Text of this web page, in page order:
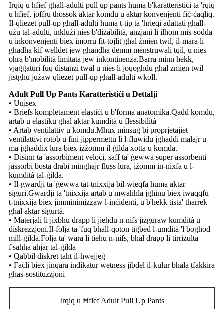
Irqiq u ħfief għall-adulti pull up pants huma b'karatteristiċi ta 'rqiq
u ħfief, joffru tħossok aktar komdu u aktar konvenjenti fiċ-ċaqliq.
Il-qliezet pull-up għall-adulti huma t-tip ta 'ħrieqi adattati għall-
użu tal-adulti, inklużi nies b'diżabilità, anzjani li ilhom mis-sodda
u inkonvenjenti biex imorru fit-tojlit għal żmien twil, il-mara li
għadha kif welldet jew għandha demm menstruwali tqil, u nies
oħra b'mobilità limitata jew inkontinenza.Barra minn hekk,
vjaġġaturi fuq distanzi twal u nies li joqogħdu għal żmien twil
jistgħu jużaw qliezet pull-up għall-adulti wkoll.
Adult Pull Up Pants Karatteristiċi u Dettalji
• Unisex
• Briefs kompletament elastiċi u b'forma anatomika.Qadd komdu,
artab u elastiku għal aktar kumdità u flessibilità
• Artab ventilattiv u komdu.Mhux minsuġ bi proprjetajiet
ventilattivi rotob u fini jippermettu li l-fluwidu jgħaddi malajr u
ma jgħaddix lura biex iżżomm il-ġilda xotta u komda.
• Disinn ta 'assorbiment veloċi, saff ta' ġewwa super assorbenti
jassorbi bosta drabi mingħajr fluss lura, iżomm in-nixfa u l-
kumdità tal-ġilda.
• Il-gwardji ta 'ġewwa tat-tnixxija bil-wieqfa huma aktar
siguri.Gwardji ta 'tnixxija artab u mwaħħla jgħinu biex iwaqqfu
t-tnixxija biex jimminimizzaw l-inċidenti, u b'hekk tista' tħarrek
għal aktar sigurtà.
• Materjali li jixbħu drapp li jieħdu n-nifs jiżguraw kumdità u
diskrezzjoni.Il-folja ta 'fuq bħall-qoton tiġbed l-umdità 'l bogħod
mill-ġilda.Folja ta' wara li tieħu n-nifs, bħal drapp li tirriżulta
f'saħħa aħjar tal-ġilda
• Qabbil diskret taħt il-ħwejjeġ
• Faċli biex jinqara indikatur wetness jibdel il-kulur bħala tfakkira
għas-sostituzzjoni
Irqiq u Ħfief Adult Pull Up Pants